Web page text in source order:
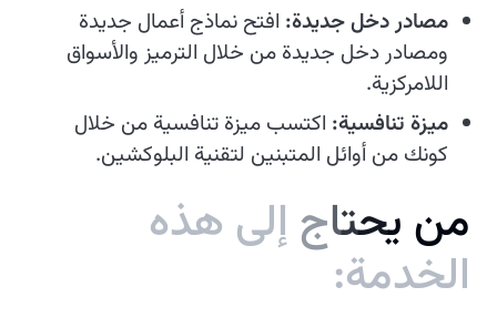
مصادر دخل جديدة: افتح نماذج أعمال جديدة
ومصادر دخل جديدة من خلال الترميز والأسواق
اللامركزية.
ميزة تنافسية: اكتسب ميزة تنافسية من خلال
كونك من أوائل المتبنين لتقنية البلوكشين.
من يحتاجإلى هذه
الخدمة: